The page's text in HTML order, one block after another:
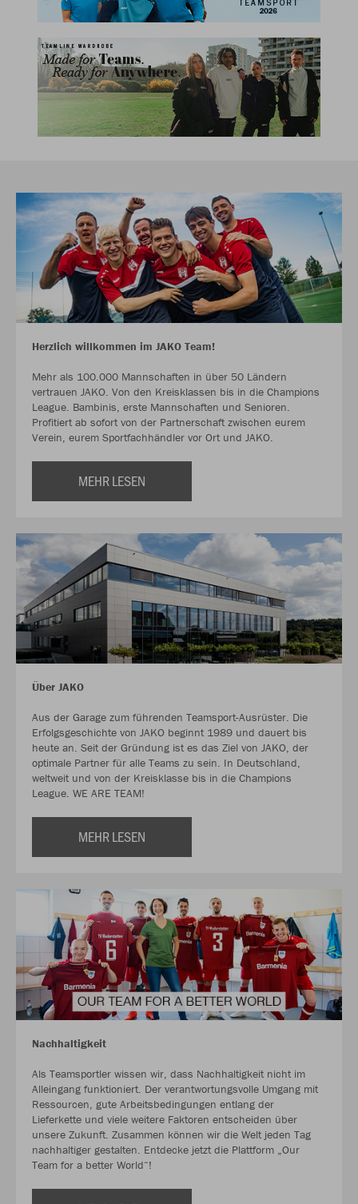
Herzlich willkommen im JAKO Team!
Mehr als 100.000 Mannschaften in über 50 Ländern
vertrauen JAKO. Von den Kreisklassen bis in die Champions
League. Bambinis, erste Mannschaften und Senioren.
Profitiert ab sofort von der Partnerschaft zwischen eurem
Verein, eurem Sportfachhändler vor Ort und JAKO.
MEHR LESEN
Über JAKO
Aus der Garage zum führenden Teamsport-Ausrüster. Die
Erfolgsgeschichte von JAKO beginnt 1989 und dauert bis
heute an. Seit der Gründung ist es das Ziel von JAKO, der
optimale Partner für alle Teams zu sein. In Deutschland,
weltweit und von der Kreisklasse bis in die Champions
League. WE ARE TEAM!
MEHR LESEN
Nachhaltigkeit
Als Teamsportler wissen wir, dass Nachhaltigkeit nicht im
Alleingang funktioniert. Der verantwortungsvolle Umgang mit
Ressourcen, gute Arbeitsbedingungen entlang der
Lieferkette und viele weitere Faktoren entscheiden über
unsere Zukunft. Zusammen können wir die Welt jeden Tag
nachhaltiger gestalten. Entdecke jetzt die Plattform „Our
Team for a better World“!